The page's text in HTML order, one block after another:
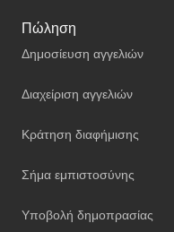
Πώληση
Δημοσίευση αγγελιών
Διαχείριση αγγελιών
Κράτηση διαφήμισης
Σήμα εμπιστοσύνης
Υποβολή δημοπρασίας